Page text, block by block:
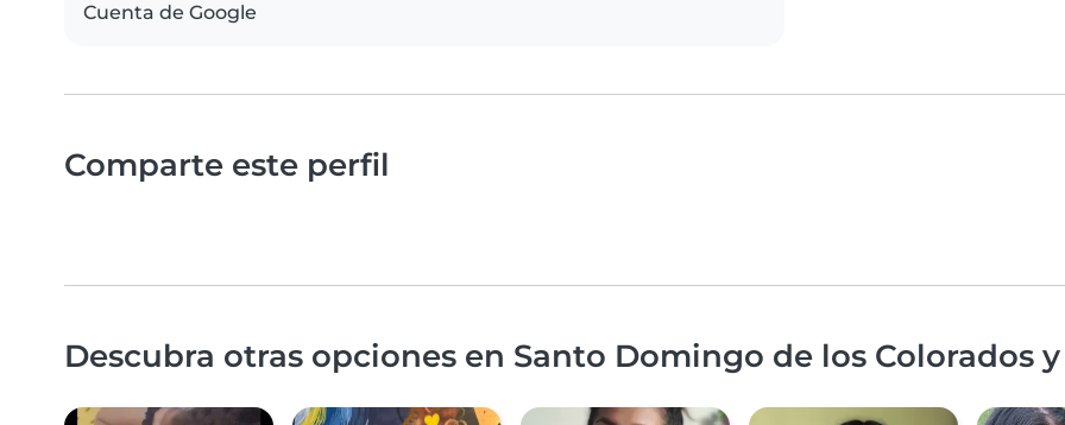
Cuenta de Google
Comparte este perfil
Descubra otras opciones en Santo Domingo de los Colorados